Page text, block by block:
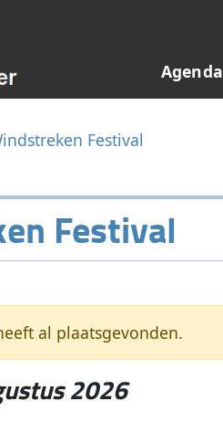
Agenda
Festival
Festival
al plaatsgevonden.
2026